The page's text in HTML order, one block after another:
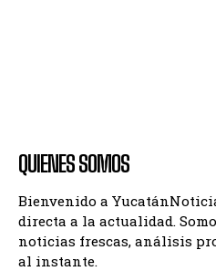
QUIENES SOMOS
Bienvenido a
directa a la actualidad.
noticias frescas, análisis
al instante.